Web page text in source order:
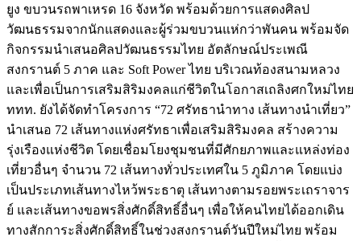
ยูง ขบวนรถพาเหรด 16 จังหวัด พร้อมด้วยการแสดงศิลป
วัฒนธรรมจากนักแสดงและผู้ร่วมขบวนแห่กว่าพันคน พร้อมจัด
กิจกรรมนำเสนอศิลปวัฒนธรรมไทย อัตลักษณ์ประเพณี
สงกรานต์ 5 ภาค และ Soft Power ไทย บริเวณท้องสนามหลวง
และเพื่อเป็นการเสริมสิริมงคลแก่ชีวิตในโอกาสเถลิงศกใหม่ไทย
ททท. ยังได้จัดทำโครงการ “72 ศรัทธานำทาง เส้นทางนำเที่ยว”
นำเสนอ 72 เส้นทางแห่งศรัทธาเพื่อเสริมสิริมงคล สร้างความ
รุ่งเรืองแห่งชีวิต โดยเชื่อมโยงชุมชนที่มีศักยภาพและแหล่งท่อง
เที่ยวอื่นๆ จำนวน 72 เส้นทางทั่วประเทศใน 5 ภูมิภาค โดยแบ่ง
เป็นประเภทเส้นทางไหว้พระธาตุ เส้นทางตามรอยพระเถราจาร
ย์ และเส้นทางขอพรสิ่งศักดิ์สิทธิ์อื่นๆ เพื่อให้คนไทยได้ออกเดิน
ทางสักการะสิ่งศักดิ์สิทธิ์ในช่วงสงกรานต์วันปีใหม่ไทย พร้อม